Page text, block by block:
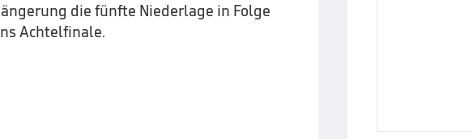
die fünfte Niederlage in Folge
Achtelfinale.